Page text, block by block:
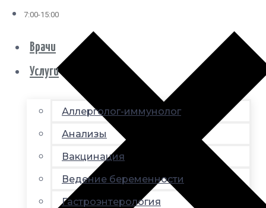
7:00-15:00
Врачи
Услуги
Аллерголог-иммунолог
Анализы
Вакцинация
Ведение беременности
Гастроэнтерология